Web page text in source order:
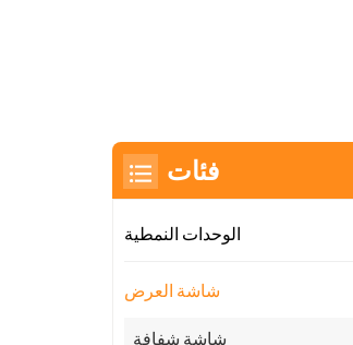
فئات
الوحدات النمطية
شاشة العرض
شاشة شفافة